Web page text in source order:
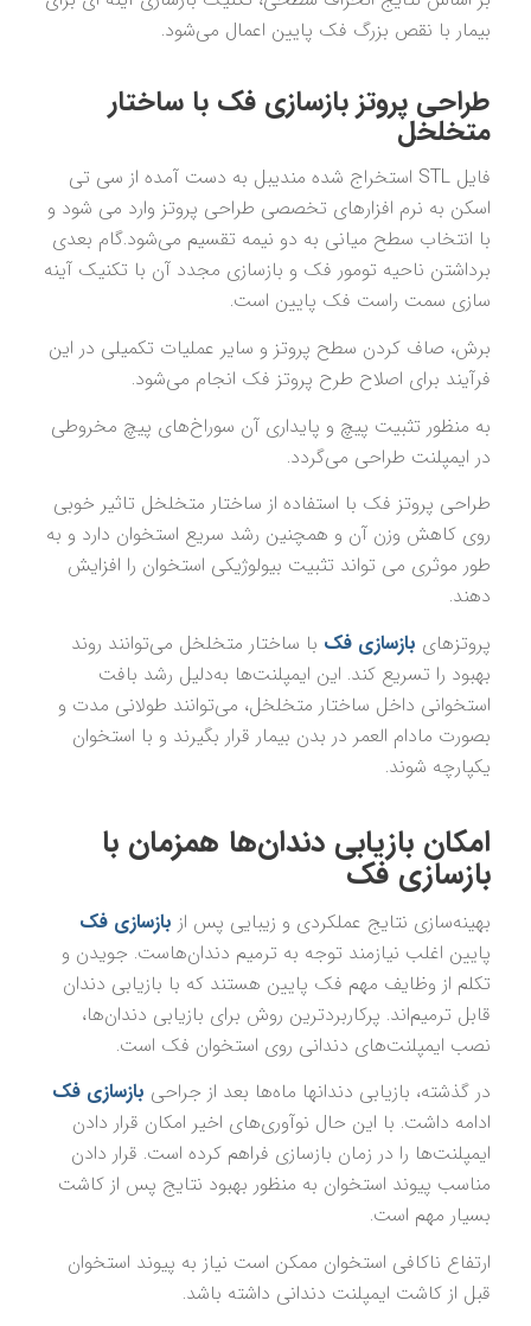
بیمار با نقص بزرگ فک پایین اعمال می‌شود.
طراحی پروتز بازسازی فک با ساختار
متخلخل
فایل STL استخراج شده مندیبل به دست آمده از سی تی
اسکن به نرم افزار‌های تخصصی طراحی پروتز وارد می شود و
با انتخاب سطح میانی به دو نیمه تقسیم می‌شود.گام بعدی
برداشتن ناحیه تومور فک و بازسازی مجدد آن با تکنیک آینه
سازی سمت راست فک پایین است.
برش، صاف کردن سطح پروتز و سایر عملیات تکمیلی در این
فرآیند برای اصلاح طرح پروتز فک انجام می‌شود.
به منظور تثبیت پیچ و پایداری آن سوراخ‌های پیچ مخروطی
در ایمپلنت طراحی می‌گردد.
طراحی پروتز فک با استفاده از ساختار متخلخل تاثیر خوبی
روی کاهش وزن آن و همچنین رشد سریع استخوان دارد و به
طور موثری می تواند تثبیت بیولوژیکی استخوان را افزایش
دهند.
پروتزهای بازسازی فک با ساختار متخلخل می‌توانند روند
بهبود را تسریع کند. این ایمپلنت‌ها به‌دلیل رشد بافت
استخوانی داخل ساختار متخلخل، می‌توانند طولانی مدت و
بصورت مادام العمر در بدن بیمار قرار بگیرند و با استخوان
یکپارچه شوند.
امکان بازیابی دندان‌ها همزمان با
بازسازی فک
بهینه‌سازی نتایج عملکردی و زیبایی پس از بازسازی فک
پایین اغلب نیازمند توجه به ترمیم دندان‌هاست. جویدن و
تکلم از وظایف مهم فک پایین هستند که با بازیابی دندان
قابل ترمیم‌اند. پرکاربردترین روش برای بازیابی دندان‌ها،
نصب ایمپلنت‌های دندانی روی استخوان فک است.
در گذشته، بازیابی دندانها ماه‌ها بعد از جراحی بازسازی فک
ادامه داشت. با این حال نوآوری‌های اخیر امکان قرار دادن
ایمپلنت‌ها را در زمان بازسازی فراهم کرده است. قرار دادن
مناسب پیوند استخوان به منظور بهبود نتایج پس از کاشت
بسیار مهم است.
ارتفاع ناکافی استخوان ممکن است نیاز به پیوند استخوان
قبل از کاشت ایمپلنت دندانی داشته باشد.